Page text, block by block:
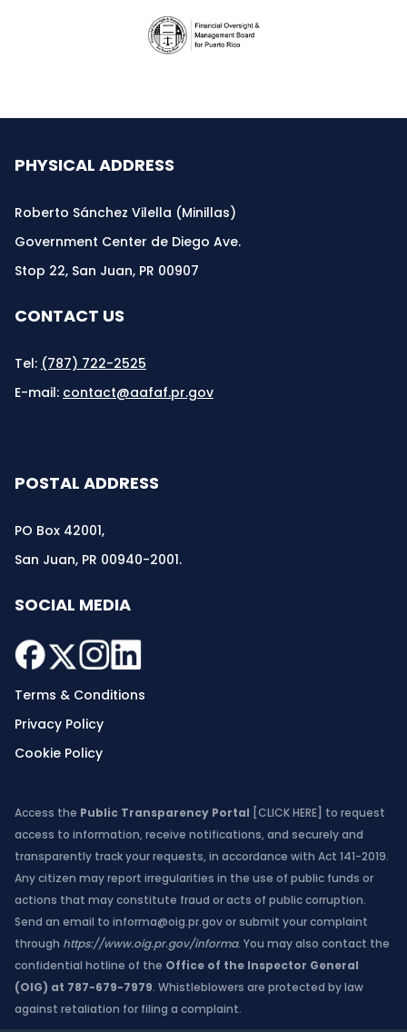
PHYSICAL ADDRESS
Roberto Sánchez Vilella (Minillas)
Government Center de Diego Ave.
Stop 22, San Juan, PR 00907
CONTACT US
Tel: (787) 722-2525
E-mail: contact@aafaf.pr.gov
POSTAL ADDRESS
PO Box 42001,
San Juan, PR 00940-2001.
SOCIAL MEDIA
Terms & Conditions
Privacy Policy
Cookie Policy
Access the Public Transparency Portal [CLICK HERE] to request
access to information, receive notifications, and securely and
transparently track your requests, in accordance with Act 141-2019.
Any citizen may report irregularities in the use of public funds or
actions that may constitute fraud or acts of public corruption.
Send an email to informa@oig.pr.govor submit your complaint
through https://www.oig.pr.gov/informa. You may also contact the
confidential hotline of the Office of the Inspector General
(OIG) at 787-679-7979. Whistleblowers are protected by law
against retaliation for filing a complaint.